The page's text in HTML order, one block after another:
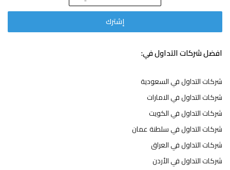
افضل شركات التداول في:
شركات التداول في السعودية
شركات التداول في الامارات
شركات التداول في الكويت
شركات التداول في سلطنة عمان
شركات التداول في العراق
شركات التداول في الأردن